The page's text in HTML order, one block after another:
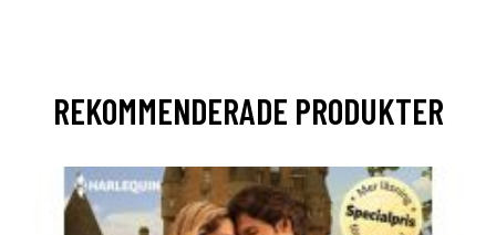
REKOMMENDERADE PRODUKTER